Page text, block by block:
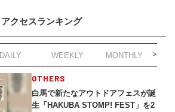
アクセスランキング
DAILY WEEKLY MONTHLY
OTHERS
白馬で新たなアウトドアフェスが誕
生「HAKUBA STOMP! FEST」を2